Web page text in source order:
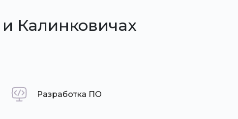
Калинковичах
Разработка ПО